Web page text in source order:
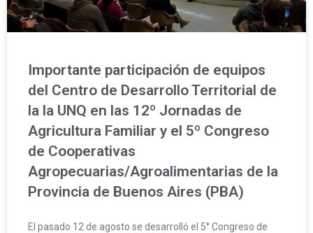
Importante participación de equipos
del Centro de Desarrollo Territorial de
la la UNQ en las 12º Jornadas de
Agricultura Familiar y el 5º Congreso
de Cooperativas
Agropecuarias/Agroalimentarias de la
Provincia de Buenos Aires (PBA)
El pasado 12 de agosto se desarrolló el 5° Congreso de